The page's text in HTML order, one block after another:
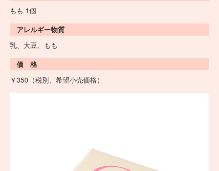
もも 1個
アレルギー物質
乳、大豆、もも
価 格
￥350（税別、希望小売価格）